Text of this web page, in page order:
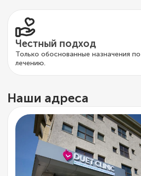
Честный подход
Только обоснованные назначения
лечению.
Наши адреса